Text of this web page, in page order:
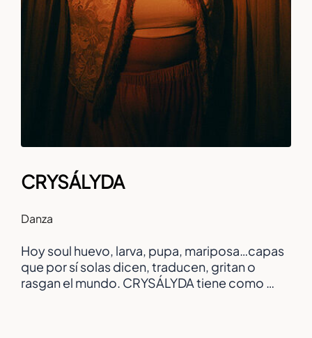
CRYSÁLYDA
Danza
Hoy soul huevo, larva, pupa, mariposa…capas
que por sí solas dicen, traducen, gritan o
rasgan el mundo. CRYSÁLYDA tiene como …